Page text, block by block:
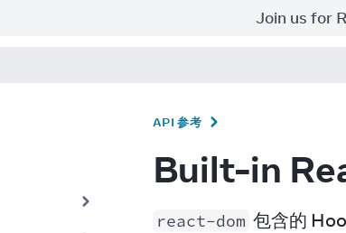
Join us for
API 参考
Built-in
react-dom 包含的